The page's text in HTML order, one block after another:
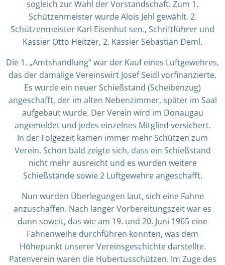
sogleich zur Wahl der Vorstandschaft. Zum 1.
Schützenmeister wurde Alois Jehl gewählt. 2.
Schützenmeister Karl Eisenhut sen., Schriftführer und
Kassier Otto Heitzer, 2. Kassier Sebastian Deml.
Die 1. „Amtshandlung“ war der Kauf eines Luftgewehres,
das der damalige Vereinswirt Josef Seidl vorfinanzierte.
Es wurde ein neuer Schießstand (Scheibenzug)
angeschafft, der im alten Nebenzimmer, später im Saal
aufgebaut wurde. Der Verein wird im Donaugau
angemeldet und jedes einzelnes Mitglied versichert.
In der Folgezeit kamen immer mehr Schützen zum
Verein. Schon bald zeigte sich, dass ein Schießstand
nicht mehr ausreicht und es wurden weitere
Schießstände sowie 2 Luftgewehre angeschafft.
Nun wurden Überlegungen laut, sich eine Fahne
anzuschaffen. Nach langer Vorbereitungszeit war es
dann soweit, das wie am 19. und 20. Juni 1965 eine
Fahnenweihe durchführen konnten, was dem
Höhepunkt unserer Vereinsgeschichte darstellte.
Patenverein waren die Hubertusschützen. Im Zuge des